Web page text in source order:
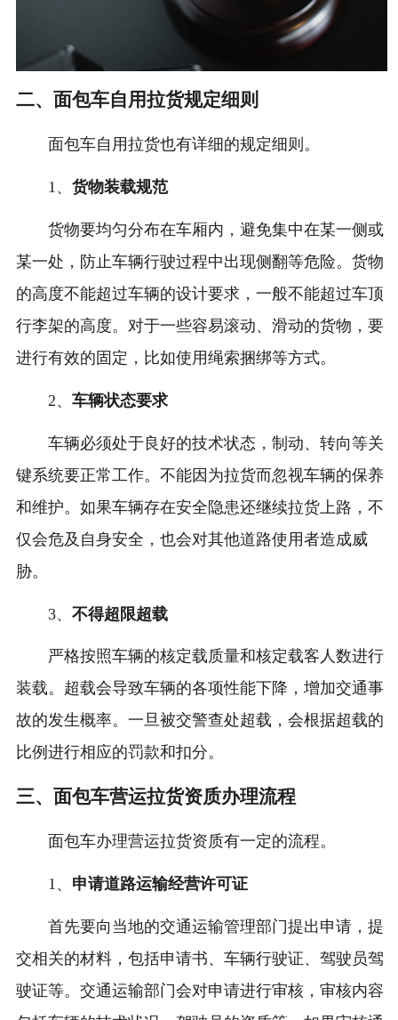
二、面包车自用拉货规定细则
面包车自用拉货也有详细的规定细则。
1、 货物装载规范
货物要均匀分布在车厢内，避免集中在某一侧或
某一处，防止车辆行驶过程中出现侧翻等危险。货物
的高度不能超过车辆的设计要求，一般不能超过车顶
行李架的高度。对于一些容易滚动、滑动的货物，要
进行有效的固定，比如使用绳索捆绑等方式。
2、 车辆状态要求
车辆必须处于良好的技术状态，制动、转向等关
键系统要正常工作。不能因为拉货而忽视车辆的保养
和维护。如果车辆存在安全隐患还继续拉货上路，不
仅会危及自身安全，也会对其他道路使用者造成威
胁。
3、 不得超限超载
严格按照车辆的核定载质量和核定载客人数进行
装载。超载会导致车辆的各项性能下降，增加交通事
故的发生概率。一旦被交警查处超载，会根据超载的
比例进行相应的罚款和扣分。
三、面包车营运拉货资质办理流程
面包车办理营运拉货资质有一定的流程。
1、 申请道路运输经营许可证
首先要向当地的交通运输管理部门提出申请，提
交相关的材料，包括申请书、车辆行驶证、驾驶员驾
驶证等。交通运输部门会对申请进行审核，审核内容